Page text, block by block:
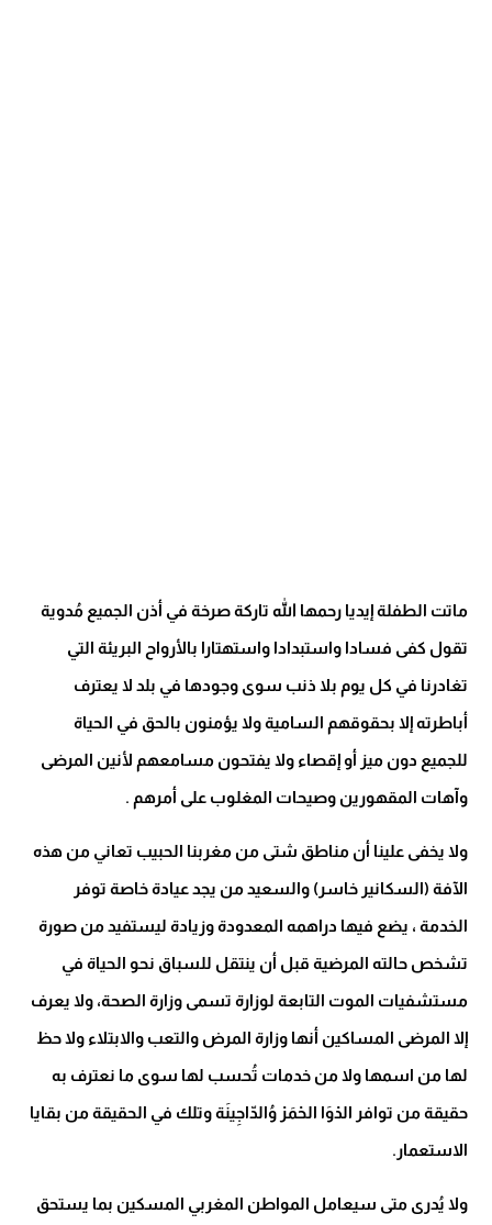
ماتت الطفلة إيديا رحمها الله تاركة صرخة في أذن الجميع مُدوية
تقول كفى فسادا واستبدادا واستهتارا بالأرواح البريئة التي
تغادرنا في كل يوم بلا ذنب سوى وجودها في بلد لا يعترف
أباطرته إلا بحقوقهم السامية ولا يؤمنون بالحق في الحياة
للجميع دون ميز أو إقصاء ولا يفتحون مسامعهم لأنين المرضى
وآهات المقهورين وصيحات المغلوب على أمرهم .
ولا يخفى علينا أن مناطق شتى من مغربنا الحبيب تعاني من هذه
الآفة (السكانير خاسر) والسعيد من يجد عيادة خاصة توفر
الخدمة ، يضع فيها دراهمه المعدودة وزيادة ليستفيد من صورة
تشخص حالته المرضية قبل أن ينتقل للسباق نحو الحياة في
مستشفيات الموت التابعة لوزارة تسمى وزارة الصحة، ولا يعرف
إلا المرضى المساكين أنها وزارة المرض والتعب والابتلاء ولا حظ
لها من اسمها ولا من خدمات تُحسب لها سوى ما نعترف به
حقيقة من توافر الدْوَا الحْمَرْ وُالدّاجِينَة وتلك في الحقيقة من بقايا
الاستعمار .
ولا يُدرى متى سيعامل المواطن المغربي المسكين بما يستحق